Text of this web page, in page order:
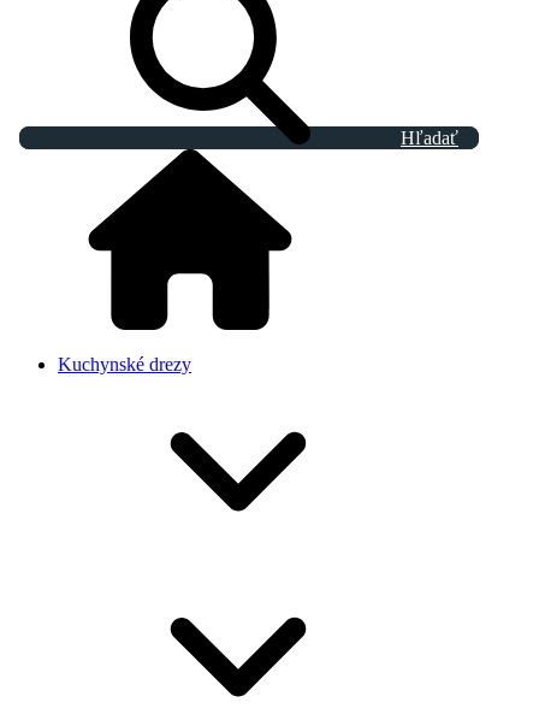
Hľadať
Kuchynské drezy